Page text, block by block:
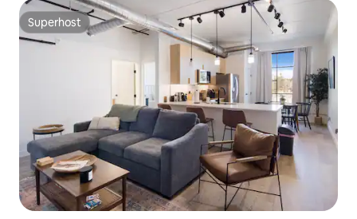
Superhost
Superhost